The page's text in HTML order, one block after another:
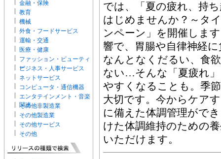
金融・保険
教育
機械
外食・フードサービス
運輸・交通
医療・健康
ファッション・ビューティ
ー
ビジネス・人事サービス
ネットサービス
コンピュータ・通信機器
エンタテインメント・音楽
関連
その他非製造業
その他製造業
その他サービス
その他
では、「夏の疲れ、持
はじめませんか？～タ
ンペーン」を開催しま
響で、胃腸や自律神経
なんとなくだるい、食
ない…そんな「夏疲れ
やすくなることも。季
大切です。今からケア
に備えた体調管理がで
けた体調維持のための
いただけます。